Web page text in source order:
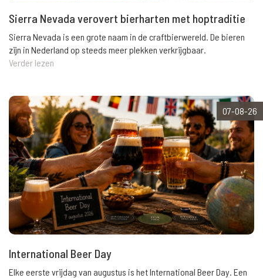
Sierra Nevada verovert bierharten met hoptraditie
Sierra Nevada is een grote naam in de craftbierwereld. De bieren
zijn in Nederland op steeds meer plekken verkrijgbaar.
Verder lezen
07-08-26
International Beer Day
Elke eerste vrijdag van augustus is het International Beer Day. Een